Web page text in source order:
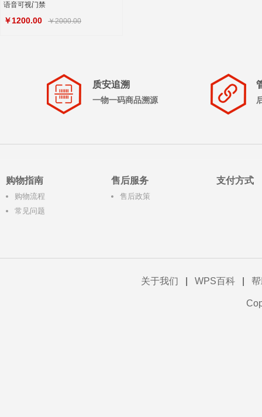
语音可视门禁
￥1200.00 ￥2000.00
质安追溯
一物一码商品溯源
购物指南
购物流程
常见问题
售后服务
售后政策
支付方式
关于我们 WPS百科